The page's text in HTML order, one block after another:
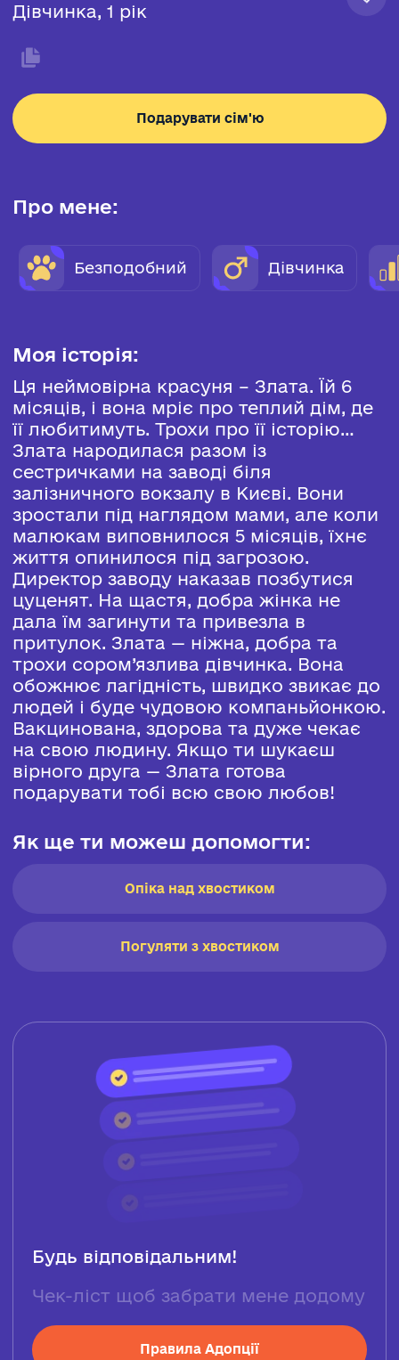
Дівчинка, 1 рік
Подарувати сім'ю
Про мене:
Безподобний Дівчинка
Моя історія:
Ця неймовірна красуня – Злата. Їй 6
місяців, і вона мріє про теплий дім, де
її любитимуть. Трохи про її історію…
Злата народилася разом із
сестричками на заводі біля
залізничного вокзалу в Києві. Вони
зростали під наглядом мами, але коли
малюкам виповнилося 5 місяців, їхнє
життя опинилося під загрозою.
Директор заводу наказав позбутися
цуценят. На щастя, добра жінка не
дала їм загинути та привезла в
притулок. Злата — ніжна, добра та
трохи сором’язлива дівчинка. Вона
обожнює лагідність, швидко звикає до
людей і буде чудовою компаньйонкою.
Вакцинована, здорова та дуже чекає
на свою людину. Якщо ти шукаєш
вірного друга — Злата готова
подарувати тобі всю свою любов!
Як ще ти можеш допомогти:
Опіка над хвостиком
Погуляти з хвостиком
Будь відповідальним!
Чек-ліст щоб забрати мене додому
Правила Адопції